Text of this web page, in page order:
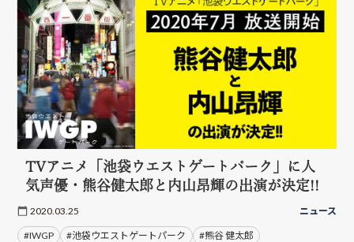
TVアニメ「池袋ウエストゲートパーク」に人
気声優・熊谷健太郎と内山昂輝の出演が決定!!
2020.03.25 ニュース
#IWGP #池袋ウエストゲートパーク #熊谷 健太郎